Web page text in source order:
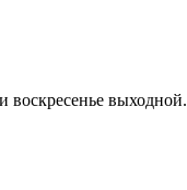
воскресенье выходной.